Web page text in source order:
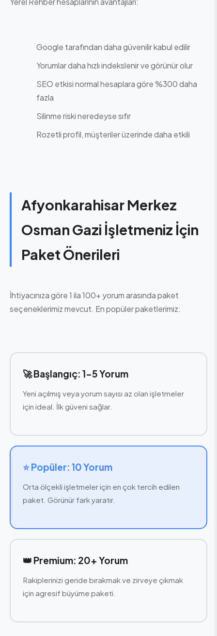
Google tarafından daha güvenilir kabul edilir
Yorumlar daha hızlı indekslenir ve görünür olur
SEO etkisi normal hesaplara göre %300 daha
fazla
Silinme riski neredeyse sıfır
Rozetli profil, müşteriler üzerinde daha etkili
Afyonkarahisar Merkez
Osman Gazi İşletmeniz İçin
Paket Önerileri
İhtiyacınıza göre 1 ila 100+ yorum arasında paket
seçeneklerimiz mevcut. En popüler paketlerimiz:
🚀 Başlangıç: 1-5 Yorum
Yeni açılmış veya yorum sayısı az olan işletmeler
için ideal. İlk güveni sağlar.
⭐ Popüler: 10 Yorum
Orta ölçekli işletmeler için en çok tercih edilen
paket. Görünür fark yaratır.
👑 Premium: 20+ Yorum
Rakiplerinizi geride bırakmak ve zirveye çıkmak
için agresif büyüme paketi.